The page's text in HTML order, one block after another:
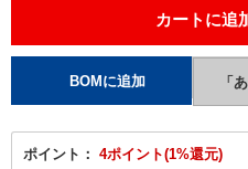
ポイント： 4ポイント(1%還元)